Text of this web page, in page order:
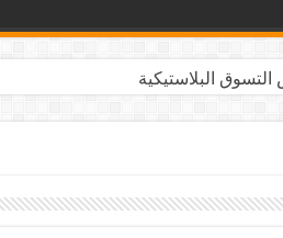
التسوق البلاستيكية